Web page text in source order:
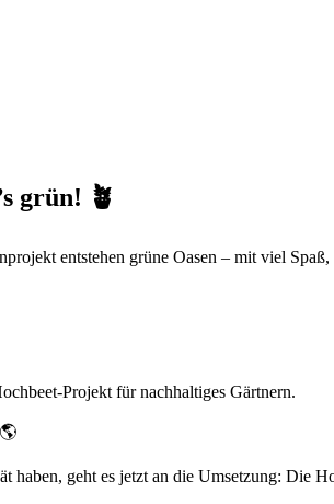
grün! 🪴
entstehen grüne Oasen – mit viel
haben, geht es jetzt an die Umsetzung: Die